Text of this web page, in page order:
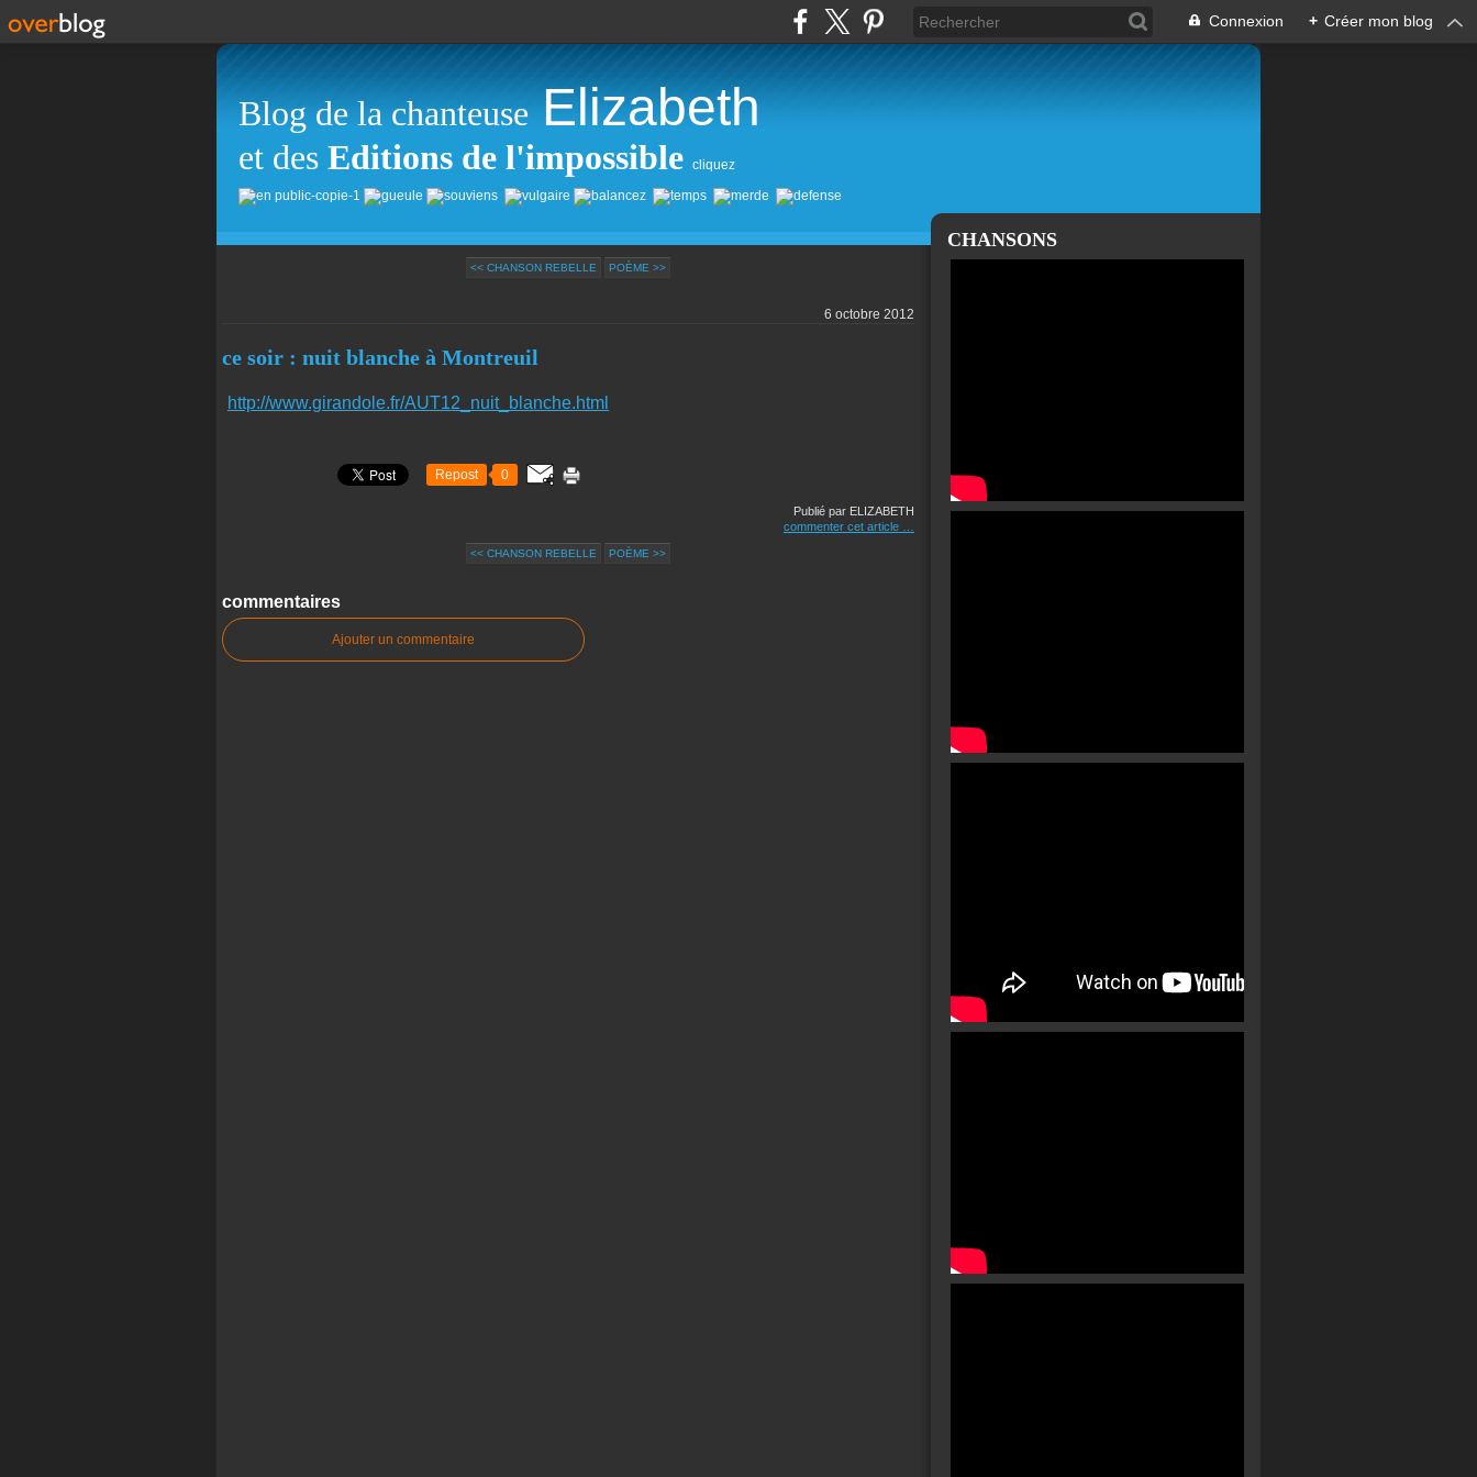
Connexion + Créer mon blog
Blog de la chanteuse Elizabeth
et des Editions de l'impossible cliquez
<< CHANSON REBELLE POÈME >>
6 octobre 2012
ce soir : nuit blanche à Montreuil
http://www.girandole.fr/AUT12_nuit_blanche.html
Repost 0
Publié par ELIZABETH
commenter cet article
<< CHANSON REBELLE POÈME >>
commentaires
Ajouter un commentaire
CHANSONS